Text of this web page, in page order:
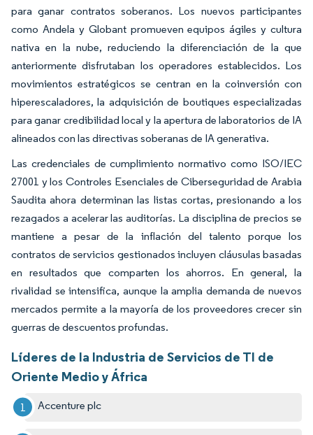
para ganar contratos soberanos. Los nuevos participantes
como Andela y Globant promueven equipos ágiles y cultura
nativa en la nube, reduciendo la diferenciación de la que
anteriormente disfrutaban los operadores establecidos. Los
movimientos estratégicos se centran en la coinversión con
hiperescaladores, la adquisición de boutiques especializadas
para ganar credibilidad local y la apertura de laboratorios de IA
alineados con las directivas soberanas de IA generativa.
Las credenciales de cumplimiento normativo como ISO/IEC
27001 y los Controles Esenciales de Ciberseguridad de Arabia
Saudita ahora determinan las listas cortas, presionando a los
rezagados a acelerar las auditorías. La disciplina de precios se
mantiene a pesar de la inflación del talento porque los
contratos de servicios gestionados incluyen cláusulas basadas
en resultados que comparten los ahorros. En general, la
rivalidad se intensifica, aunque la amplia demanda de nuevos
mercados permite a la mayoría de los proveedores crecer sin
guerras de descuentos profundas.
Líderes de la Industria de Servicios de TI de
Oriente Medio y África
Accenture plc